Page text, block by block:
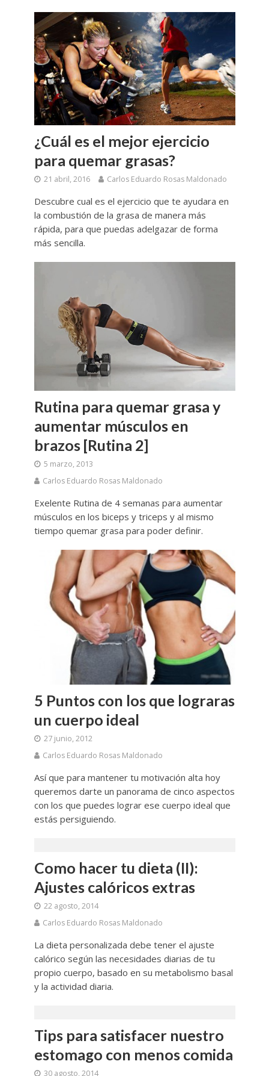
¿Cuál es el mejor ejercicio
para quemar grasas?
21 abril, 2016 Carlos Eduardo Rosas Maldonado
Descubre cual es el ejercicio que te ayudara en
la combustión de la grasa de manera más
rápida, para que puedas adelgazar de forma
más sencilla.
Rutina para quemar grasa y
aumentar músculos en
brazos [Rutina 2]
5 marzo, 2013
Carlos Eduardo Rosas Maldonado
Exelente Rutina de 4 semanas para aumentar
músculos en los biceps y triceps y al mismo
tiempo quemar grasa para poder definir.
5 Puntos con los que lograras
un cuerpo ideal
27 junio, 2012
Carlos Eduardo Rosas Maldonado
Así que para mantener tu motivación alta hoy
queremos darte un panorama de cinco aspectos
con los que puedes lograr ese cuerpo ideal que
estás persiguiendo.
Como hacer tu dieta (II):
Ajustes calóricos extras
22 agosto, 2014
Carlos Eduardo Rosas Maldonado
La dieta personalizada debe tener el ajuste
calórico según las necesidades diarias de tu
propio cuerpo, basado en su metabolismo basal
y la actividad diaria.
Tips para satisfacer nuestro
estomago con menos comida
30 agosto, 2014